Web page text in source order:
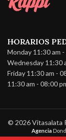
HORARIOS
Monday 11:30 am
Wednesday 11:30
Friday 11:30 am -
11:30 am - 08:00
© 2026 Vitasalata
Agencia